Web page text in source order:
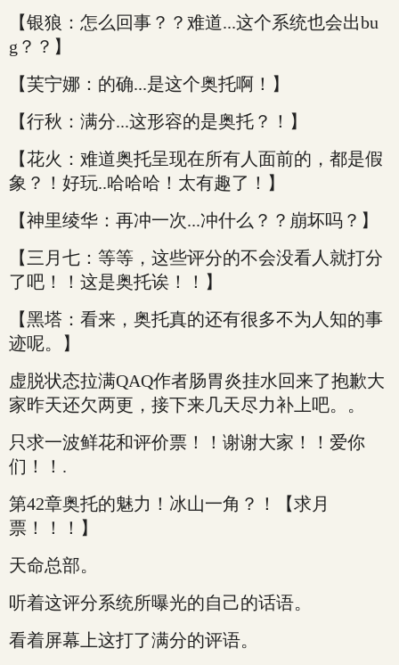
【银狼：怎么回事？？难道...这个系统也会出bu
g？？】
【芙宁娜：的确...是这个奥托啊！】
【行秋：满分...这形容的是奥托？！】
【花火：难道奥托呈现在所有人面前的，都是假
象？！好玩..哈哈哈！太有趣了！】
【神里绫华：再冲一次...冲什么？？崩坏吗？】
【三月七：等等，这些评分的不会没看人就打分
了吧！！这是奥托诶！！】
【黑塔：看来，奥托真的还有很多不为人知的事
迹呢。】
虚脱状态拉满QAQ作者肠胃炎挂水回来了抱歉大
家昨天还欠两更，接下来几天尽力补上吧。。
只求一波鲜花和评价票！！谢谢大家！！爱你
们！！.
第42章奥托的魅力！冰山一角？！【求月
票！！！】
天命总部。
听着这评分系统所曝光的自己的话语。
看着屏幕上这打了满分的评语。